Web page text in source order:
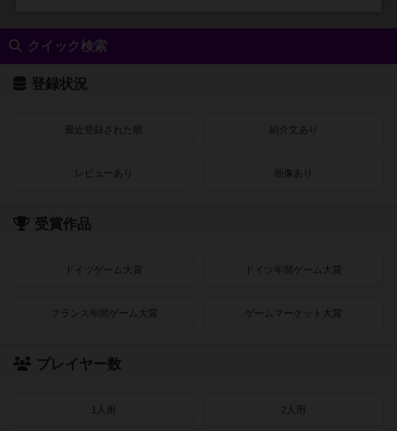
クイック検索
登録状況
最近登録された順 紹介文あり
レビューあり 画像あり
受賞作品
ドイツゲーム大賞 ドイツ年間ゲーム大賞
フランス年間ゲーム大賞 ゲームマーケット大賞
プレイヤー数
1人用 2人用